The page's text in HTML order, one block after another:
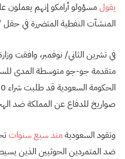
يقولمسؤولو أرامكو إنهم يعملون
المنشآت النفطية المتضررة في
في تشرين الثاني/ نوفمبر، وافقت
صواريخ للدفاع عن المملكة ضد
وتقود السعوديةمنذ سبع سنوات
ضد المتمردين الحوثيين الذين